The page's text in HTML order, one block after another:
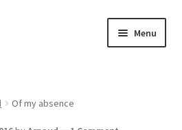
Menu
Of my absence